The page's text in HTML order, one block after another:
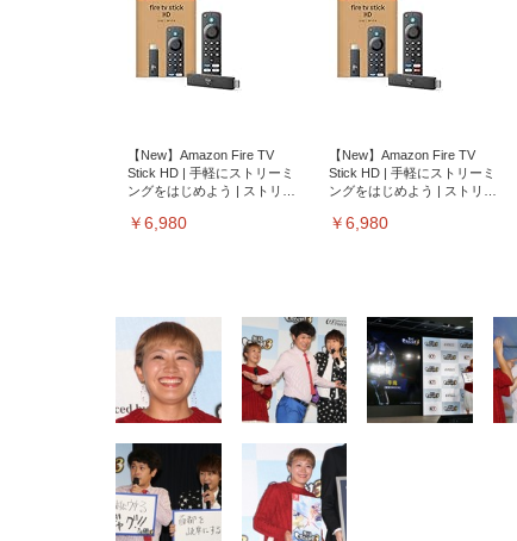
【New】Amazon Fire TV
Stick HD | 手軽にストリーミ
ングをはじめよう | ストリー
￥6,980
【New】Amazon Fire TV
Stick HD | 手軽にストリーミ
ングをはじめよう | ストリー
￥6,980
[EdoErgo] オフィスチェア 椅
子 テレワーク 疲れない 跳ね
SIHOO B100 オフィスチェア
／デスクチェア メッシュチェ
EIZO ビジネス向けプレミア
ムモニター | FlexScan
EV3240X-WT | 31.5型4K
EIZO ビジネス向けプレミア
ムモニター | FlexScan
EV2740X-WT | 27.0型4K
Amazonベーシック ペットシ
ーツ 薄型 レギュラー 1回使い
Amazonベーシック ペットシ
ーツ 厚型 ワイド 42枚x2袋(84